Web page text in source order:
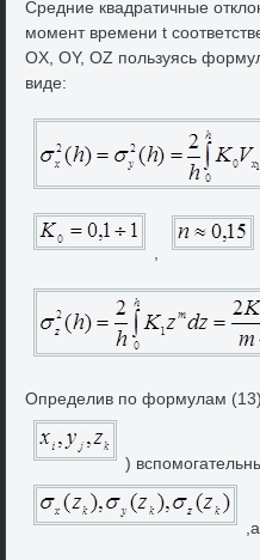
Средние квадратичные
момент времени t
OX, OY, OZ пользуясь
виде:
,
Определив по формулам
)